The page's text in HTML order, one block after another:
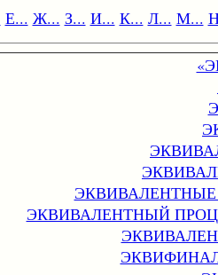
Е... Ж... З... И... К... Л... М...
ЭКВИВАЛЕНТНЫЕ
ЭКВИВАЛЕНТНЫЙ